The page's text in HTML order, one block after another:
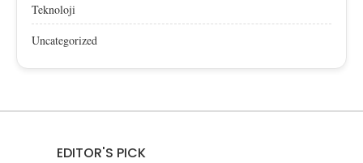
Teknoloji
Uncategorized
EDITOR'S PICK